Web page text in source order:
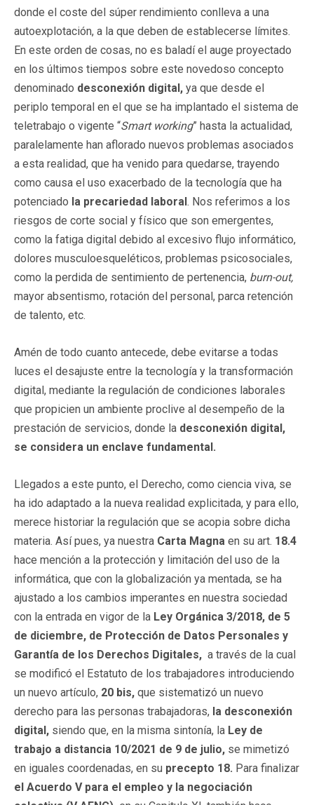
donde el coste del súper rendimiento conlleva a una
autoexplotación, a la que deben de establecerse límites.
En este orden de cosas, no es baladí el auge proyectado
en los últimos tiempos sobre este novedoso concepto
denominado desconexión digital, ya que desde el
periplo temporal en el que se ha implantado el sistema de
teletrabajo o vigente “Smart working” hasta la actualidad,
paralelamente han aflorado nuevos problemas asociados
a esta realidad, que ha venido para quedarse, trayendo
como causa el uso exacerbado de la tecnología que ha
potenciado la precariedad laboral. Nos referimos a los
riesgos de corte social y físico que son emergentes,
como la fatiga digital debido al excesivo flujo informático,
dolores musculoesqueléticos, problemas psicosociales,
como la perdida de sentimiento de pertenencia, burn-out,
mayor absentismo, rotación del personal, parca retención
de talento, etc.
Amén de todo cuanto antecede, debe evitarse a todas
luces el desajuste entre la tecnología y la transformación
digital, mediante la regulación de condiciones laborales
que propicien un ambiente proclive al desempeño de la
prestación de servicios, donde la desconexión digital,
se considera un enclave fundamental.
Llegados a este punto, el Derecho, como ciencia viva, se
ha ido adaptado a la nueva realidad explicitada, y para ello,
merece historiar la regulación que se acopia sobre dicha
materia. Así pues, ya nuestra Carta Magna en su art. 18.4
hace mención a la protección y limitación del uso de la
informática, que con la globalización ya mentada, se ha
ajustado a los cambios imperantes en nuestra sociedad
con la entrada en vigor de la Ley Orgánica 3/2018, de 5
de diciembre, de Protección de Datos Personales y
Garantía de los Derechos Digitales, a través de la cual
se modificó el Estatuto de los trabajadores introduciendo
un nuevo artículo, 20 bis, que sistematizó un nuevo
derecho para las personas trabajadoras, la desconexión
digital, siendo que, en la misma sintonía, la Ley de
trabajo a distancia 10/2021 de 9 de julio, se mimetizó
en iguales coordenadas, en su precepto 18. Para finalizar
el Acuerdo V para el empleo y la negociación